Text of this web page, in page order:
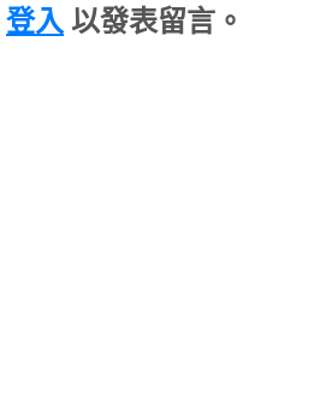
登入 以發表留言。